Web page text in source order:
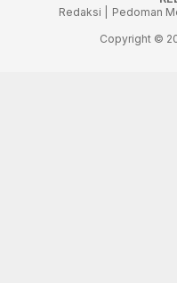
Redaksi |
Pedoman
Copyright ©